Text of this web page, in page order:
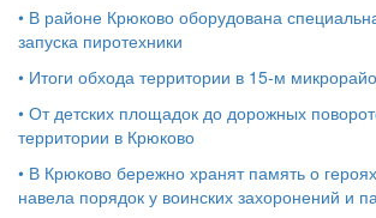
• В районе Крюково оборудована
запуска пиротехники
• Итоги обхода территории в 15‑м
• От детских площадок до дорожных
территории в Крюково
• В Крюково бережно хранят память о
навела порядок у воинских захоронений и